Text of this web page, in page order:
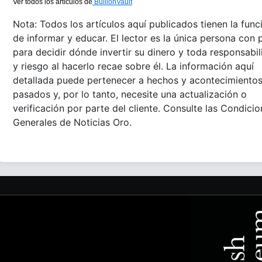
Nota: Todos los artículos aquí publicados tienen la
de informar y educar. El lector es la única persona con
para decidir dónde invertir su dinero y toda
y riesgo al hacerlo recae sobre él. La información aquí
detallada puede pertenecer a hechos y acontecimientos
pasados y, por lo tanto, necesite una actualización o
verificación por parte del cliente. Consulte las
Generales de Noticias Oro.